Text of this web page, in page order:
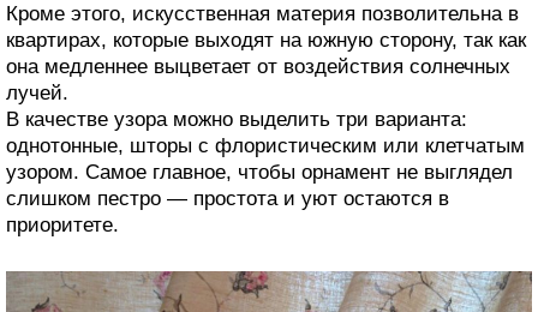
Кроме этого, искусственная материя позволительна в
квартирах, которые выходят на южную сторону, так как
она медленнее выцветает от воздействия солнечных
лучей.
В качестве узора можно выделить три варианта:
однотонные, шторы с флористическим или клетчатым
узором. Самое главное, чтобы орнамент не выглядел
слишком пестро — простота и уют остаются в
приоритете.